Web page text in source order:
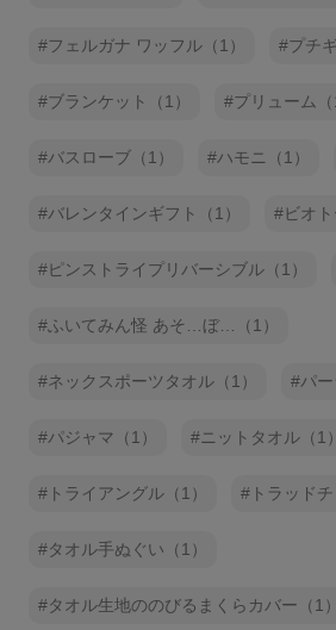
フェルガナ ワッフル（1） プチ
ブランケット（1） プリューム（
バスローブ（1） ハモニ（1）
バレンタインギフト（1） ビオト
ピンストライプリバーシブル（1）
ふいてみん怪 あそ…ぼ…（1）
ネックスポーツタオル（1） パー
パジャマ（1） ニットタオル（1）
トライアングル（1） トラッド
タオル手ぬぐい（1）
タオル生地ののびるまくらカバー（1）